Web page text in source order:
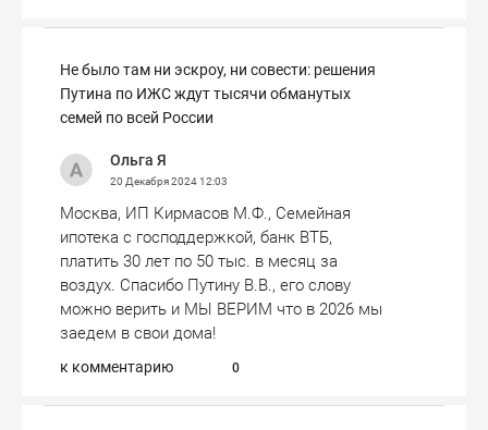
Не было там ни эскроу, ни совести: решения
Путина по ИЖС ждут тысячи обманутых
семей по всей России
Ольга Я
20 Декабря 202412:03
Москва, ИП Кирмасов М.Ф., Семейная
ипотека с господдержкой, банк ВТБ,
платить 30 лет по 50 тыс. в месяц за
воздух. Спасибо Путину В.В., его слову
можно верить и МЫ ВЕРИМ что в 2026 мы
заедем в свои дома!
к комментарию 0